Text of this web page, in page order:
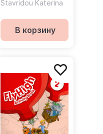
,Thompson Tamzin
Teacher's Guide +
учителя к
учебнику по
Stavridou Katerina
В корзину